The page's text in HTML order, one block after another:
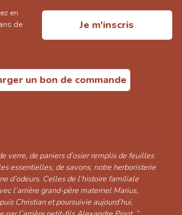
en
de
Je m'inscris
un bon de commande
verre, de paniers d’osier remplis de feuilles
essentielles, de savons, notre herboristerie
d’odeurs. Celles de l’histoire familiale
l’arrière grand-père maternel Marius,
Christian et poursuivie aujourd’hui,